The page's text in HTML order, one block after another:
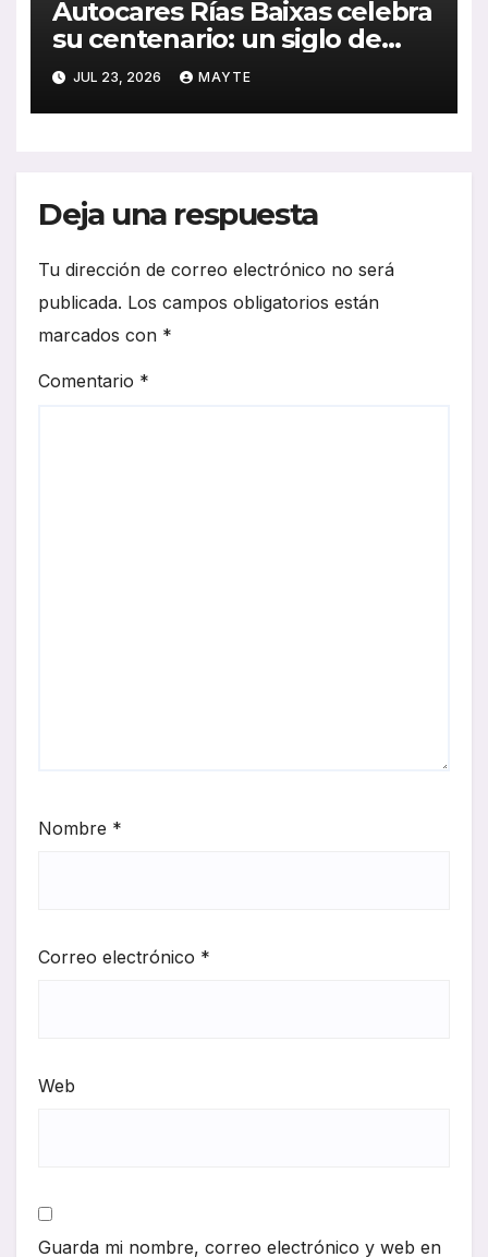
Autocares Rías Baixas celebra
su centenario: un siglo de
historia, esfuerzo familiar y
compromiso con el
transporte gallego
JUL 23, 2026 MAYTE
Deja una respuesta
Tu dirección de correo electrónico no será
publicada. Los campos obligatorios están
marcados con *
Comentario *
Nombre *
Correo electrónico *
Web
Guarda mi nombre, correo electrónico y web en